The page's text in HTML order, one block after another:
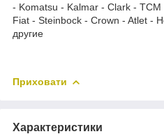
- Komatsu - Kalmar - Clark -
Fiat - Steinbock - Crown - Atlet -
другие
Приховати
Характеристики